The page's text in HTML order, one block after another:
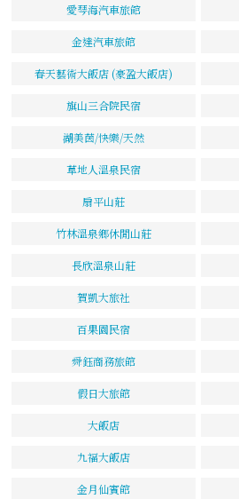
愛琴海汽車旅館
金達汽車旅館
春天藝術大飯店 (豪盈大飯店)
旗山三合院民宿
湖美茵/快樂/天然
草地人溫泉民宿
扇平山莊
竹林溫泉鄉休閒山莊
長欣溫泉山莊
賀凱大旅社
百果園民宿
舜鈺商務旅館
假日大旅館
大飯店
九福大飯店
金月仙賓館